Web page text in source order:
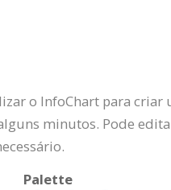
o InfoChart para criar
minutos. Pode
Palette